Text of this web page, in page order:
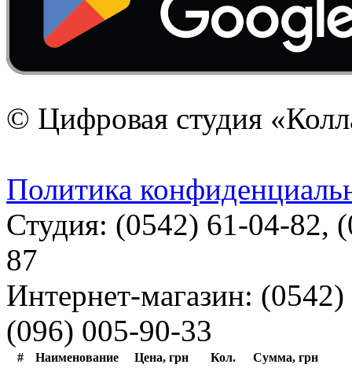
© Цифровая студия
Политика
Студия: (0542) 61-04-82,
87
Интернет-магазин:
(096) 005-90-33
# Наименование Цена, грн Кол. Сумма, грн